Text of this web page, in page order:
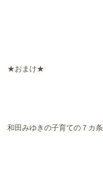
★おまけ★
和田みゆきの子育ての７カ条